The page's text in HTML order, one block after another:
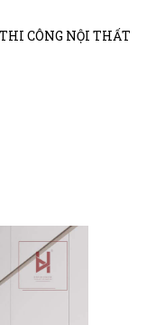
THI CÔNG NỘI THẤT